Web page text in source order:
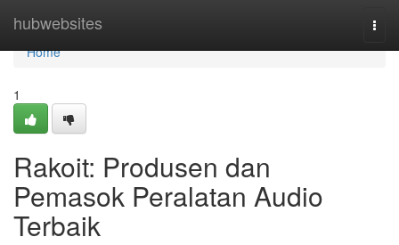
hubwebsites
Home
Home
1
Rakoit: Produsen dan
Pemasok Peralatan Audio
Terbaik